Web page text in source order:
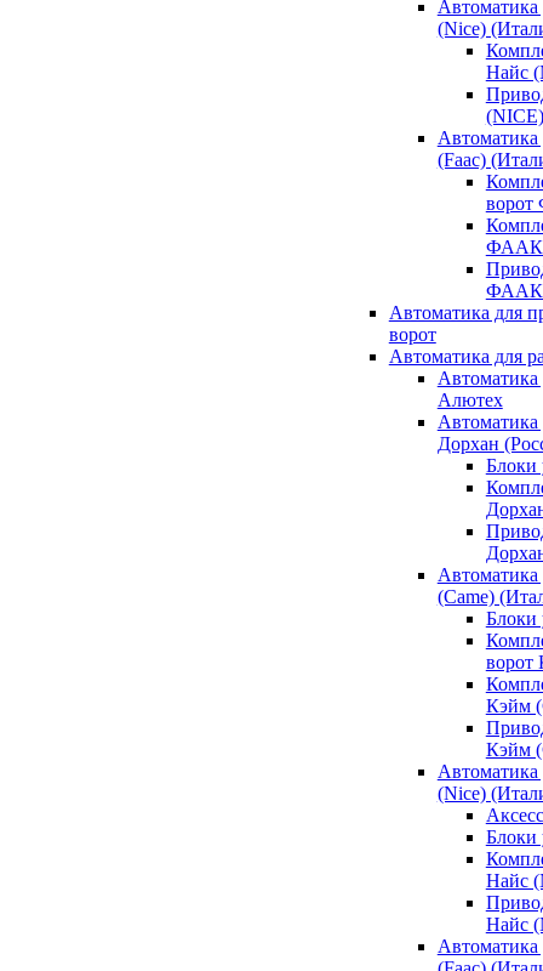
Автоматика
(Nice)
Найс
(NICE)
(Faac)
ФААК
ФААК
Автоматика для
ворот
Автоматика для
Алютех
Дорхан
Блоки
(Came)
Блоки
ворот
Кэйм
Кэйм
(Nice)
Блоки
Найс
Найс